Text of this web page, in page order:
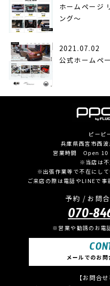
ホームページ
ング〜
2021.07.02
公式ホームペ
ピーピ
兵庫県西宮市西
営業時間 Open 10
※当店は不
※出張作業等で不在にして
ご来店の際は電話やLINEで事
予約 / お問
070-
※営業や勧誘のお電
メールでのお
【お問合